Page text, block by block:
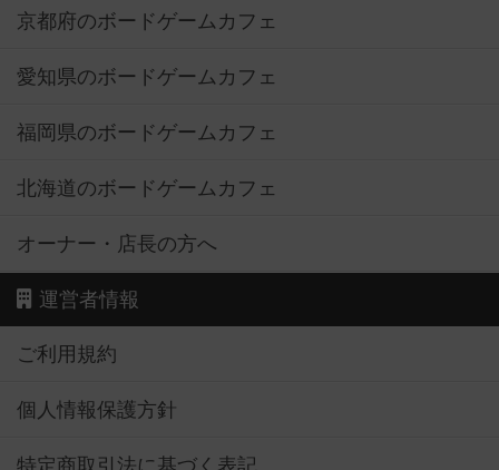
京都府のボードゲームカフェ
愛知県のボードゲームカフェ
福岡県のボードゲームカフェ
北海道のボードゲームカフェ
オーナー・店長の方へ
運営者情報
ご利用規約
個人情報保護方針
特定商取引法に基づく表記